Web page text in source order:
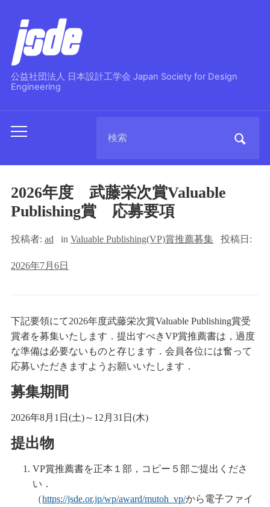
公益社団法人 日本設計工学会 Japan Society for Design
Engineering
Toggle
menu
for:
2026年度 武藤栄次賞Valuable
Publishing賞 応募要項
投稿者: ad in Valuable Publishing(VP)賞推薦募集 投稿日:
2026年7月6日
下記要領にて2026年度武藤栄次賞Valuable Publishing賞受
賞者を募集いたします．提出すべきVP賞推薦書は，過度
な準備は必要ないものと存じます．会員各位には奮って
応募いただきますようお願いいたします．
募集期間
2026年8月1日(土)～12月31日(木)
提出物
VP賞推薦書を正本１部，コピー５部ご提出くださ
い．
（https://jsde.or.jp/wp/award/mutoh_vp/から電子ファイ